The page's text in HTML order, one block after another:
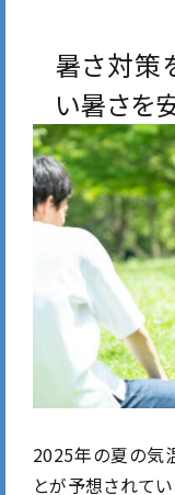
暑さ対策
い暑さを
2025年の夏の気
とが予想されて